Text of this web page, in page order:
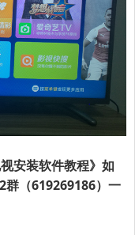
安装软件教程》如
（619269186） 一